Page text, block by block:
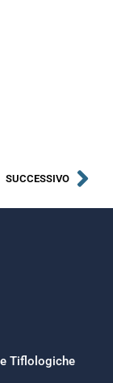
SUCCESSIVO
Tiflologiche